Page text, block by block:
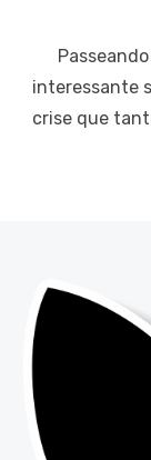
interessante
crise que